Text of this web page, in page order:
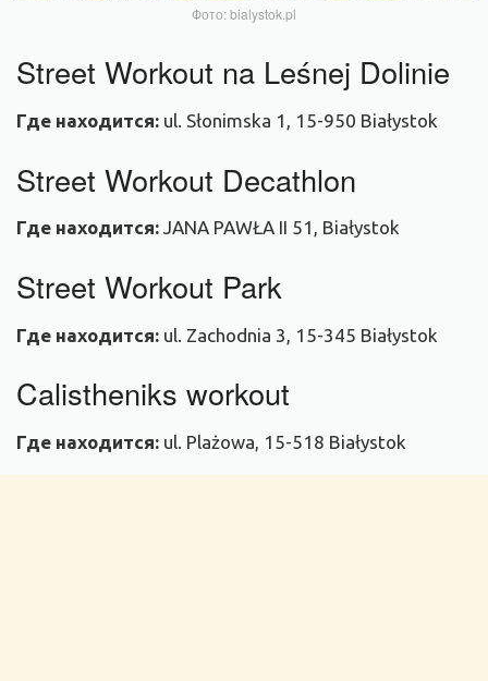
Фото: bialystok.pl
Street Workout na Leśnej Dolinie
Где находится: ul. Słonimska 1, 15-950 Białystok
Street Workout Decathlon
Где находится: JANA PAWŁA II 51, Białystok
Street Workout Park
Где находится: ul. Zachodnia 3, 15-345 Białystok
Calistheniks workout
Где находится: ul. Plażowa, 15-518 Białystok